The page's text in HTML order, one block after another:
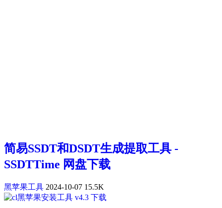
简易SSDT和DSDT生成提取工具 -
SSDTTime 网盘下载
黑苹果工具 2024-10-07 15.5K